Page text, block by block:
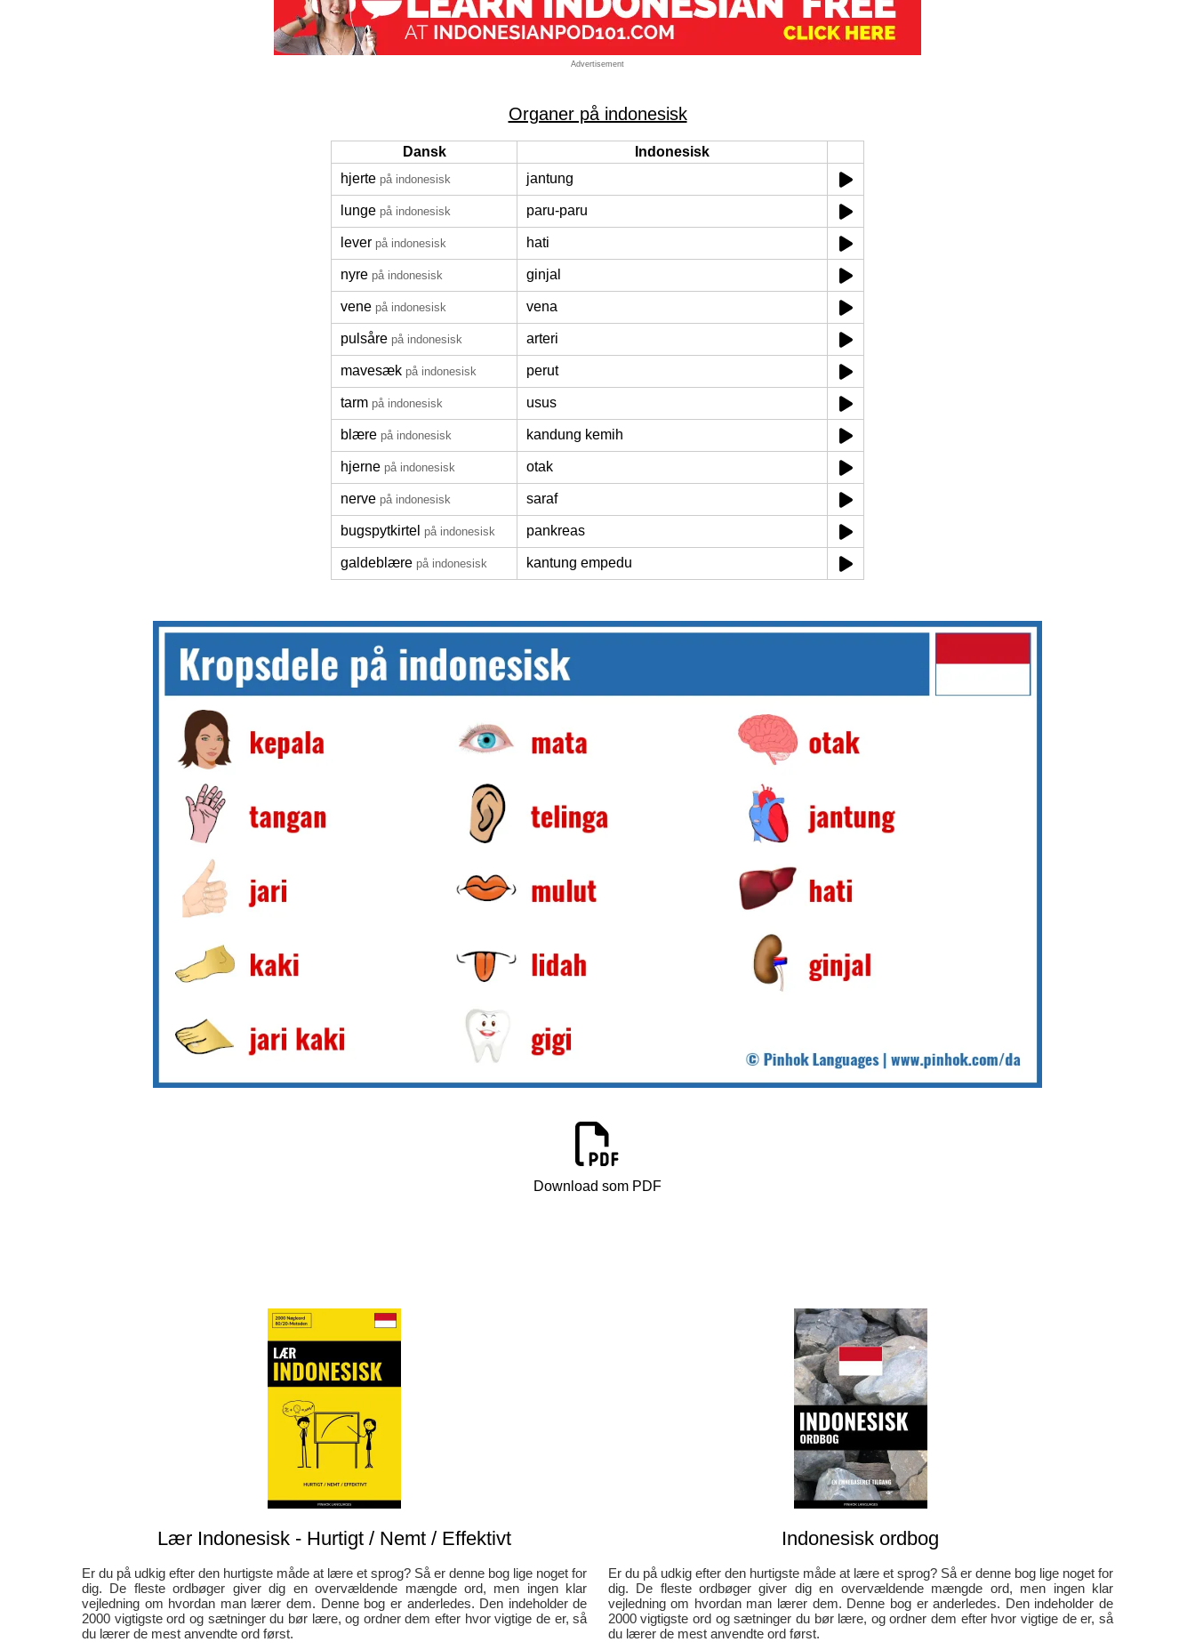
Advertisement
Organer på indonesisk
Dansk
Indonesisk
hjerte på indonesisk jantung
lunge på indonesisk paru-paru
lever på indonesisk hati
nyre på indonesisk ginjal
vene på indonesisk vena
pulsåre på indonesisk arteri
mavesæk på indonesisk perut
tarm på indonesisk usus
blære på indonesisk kandung kemih
hjerne på indonesisk otak
nerve på indonesisk saraf
bugspytkirtel på indonesisk pankreas
galdeblære på indonesisk kantung empedu
Download som PDF
Lær Indonesisk - Hurtigt / Nemt / Effektivt
Er du på udkig efter den hurtigste måde at lære et sprog? Så er denne bog lige noget for
dig. De fleste ordbøger giver dig en overvældende mængde ord, men ingen klar
vejledning om hvordan man lærer dem. Denne bog er anderledes. Den indeholder de
2000 vigtigste ord og sætninger du bør lære, og ordner dem efter hvor vigtige de er, så
du lærer de mest anvendte ord først.
Indonesisk ordbog
Er du på udkig efter den hurtigste måde at lære et sprog? Så er denne bog lige noget for
dig. De fleste ordbøger giver dig en overvældende mængde ord, men ingen klar
vejledning om hvordan man lærer dem. Denne bog er anderledes. Den indeholder de
2000 vigtigste ord og sætninger du bør lære, og ordner dem efter hvor vigtige de er, så
du lærer de mest anvendte ord først.